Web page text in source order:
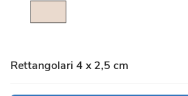
Rettangolari 4 x 2,5 cm